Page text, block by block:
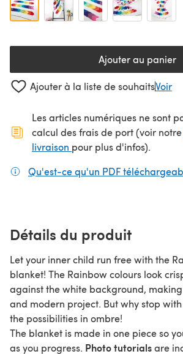
Ajouter au panier
Ajouter à la liste de souhaitsVoir
Les articles numériques ne sont
calcul des frais de port (voir notre
livraison (s'ouvre dans un nouvel
pour plus d'infos).
Qu'est-ce qu'un PDF
Détails du produit
Let your inner child run free with the
blanket! The Rainbow colours look
against the white background,
and modern project. But why stop
the possibilities in ombre!
The blanket is made in one piece so
as you progress. Photo tutorialsare